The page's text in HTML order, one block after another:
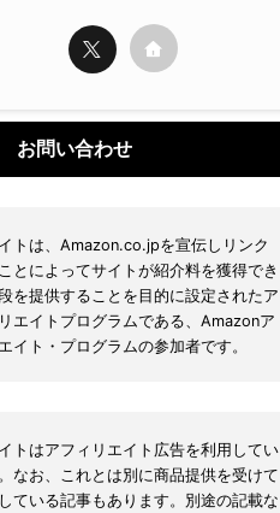
お問い合わせ
トは、Amazon.co.jpを宣伝しリンク
とによってサイトが紹介料を獲得でき
を提供することを目的に設定されたア
エイトプログラムである、Amazonア
イト・プログラムの参加者です。
トはアフィリエイト広告を利用してい
なお、これとは別に商品提供を受けて
ている記事もあります。別途の記載な